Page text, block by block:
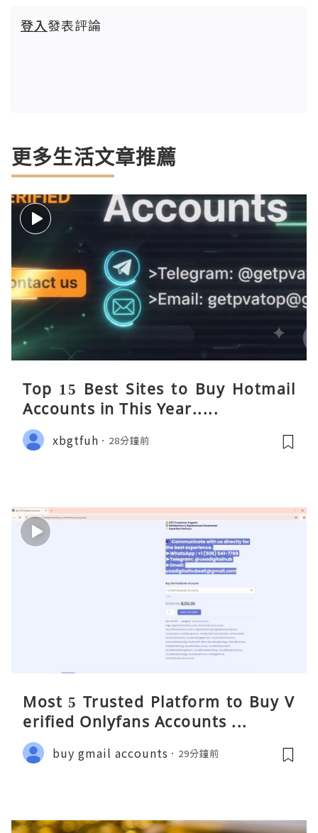
登入發表評論
更多生活文章推薦
Top 15 Best Sites to Buy Hotmail
Accounts in This Year.....
xbgtfuh 28分鐘前
Most 5 Trusted Platform to Buy V
erified Onlyfans Accounts ...
buy gmail accounts 29分鐘前